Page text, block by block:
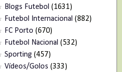
Blogs Futebol (1631)
Futebol Internacional (882)
FC Porto (670)
Futebol Nacional (532)
Sporting (457)
Vídeos/Golos (333)